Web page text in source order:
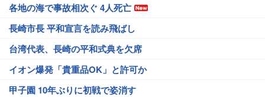
各地の海で事故相次ぐ 4人死亡
長崎市長 平和宣言を読み飛ばし
台湾代表、長崎の平和式典を欠席
イオン爆発「貴重品OK」と許可か
甲子園 10年ぶりに初戦で姿消す